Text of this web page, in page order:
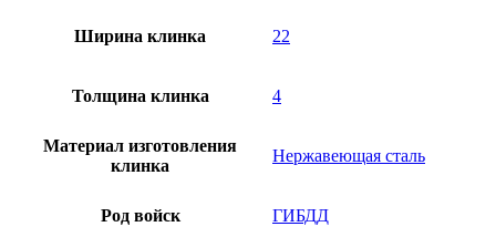
Ширина клинка 22
Толщина клинка 4
Материал изготовления
клинка
Нержавеющая сталь
Род войск ГИБДД